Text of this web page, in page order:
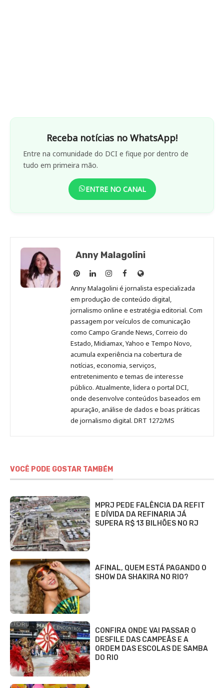
Receba notícias no WhatsApp!
Entre na comunidade do DCI e fique por dentro de
tudo em primeira mão.
ENTRE NO CANAL
Anny Malagolini
Anny
Malagolini
no
Pinterest
Anny
Malagolini
no
LinkedIn
Anny
Malagolini
no
Instagram
Anny
Malagolini
no
Facebook
Site
de
Anny
Malagolini
Anny Malagolini é jornalista especializada
em produção de conteúdo digital,
jornalismo online e estratégia editorial. Com
passagem por veículos de comunicação
como Campo Grande News, Correio do
Estado, Midiamax, Yahoo e Tempo Novo,
acumula experiência na cobertura de
notícias, economia, serviços,
entretenimento e temas de interesse
público. Atualmente, lidera o portal DCI,
onde desenvolve conteúdos baseados em
apuração, análise de dados e boas práticas
de jornalismo digital. DRT 1272/MS
VOCÊ PODE GOSTAR TAMBÉM
MPRJ PEDE FALÊNCIA DA REFIT
E DÍVIDA DA REFINARIA JÁ
SUPERA R$ 13 BILHÕES NO RJ
AFINAL, QUEM ESTÁ PAGANDO O
SHOW DA SHAKIRA NO RIO?
CONFIRA ONDE VAI PASSAR O
DESFILE DAS CAMPEÃS E A
ORDEM DAS ESCOLAS DE SAMBA
DO RIO